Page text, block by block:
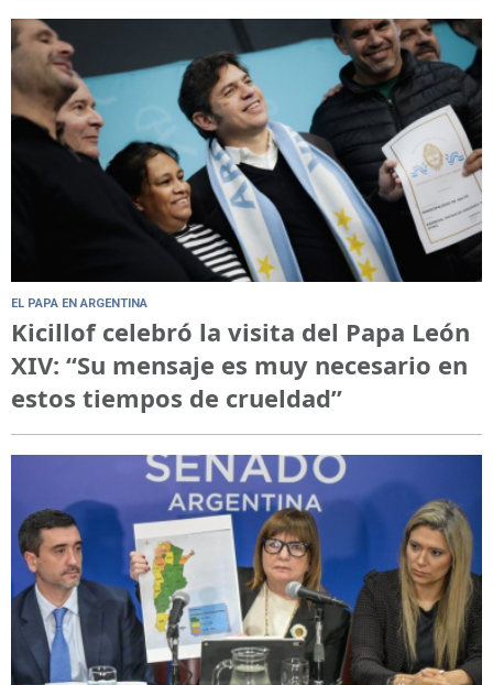
EL PAPA EN ARGENTINA
Kicillof celebró la visita del Papa León
XIV: “Su mensaje es muy necesario en
estos tiempos de crueldad”